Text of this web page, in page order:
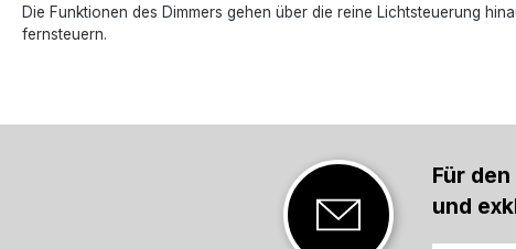
Die Funktionen des Dimmers gehen über die reine Lichtsteuerung
fernsteuern.
Für
und